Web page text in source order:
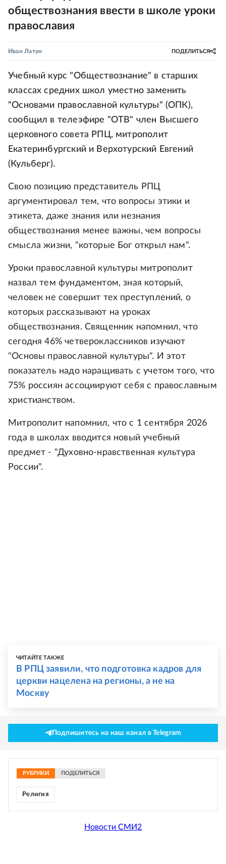
обществознания ввести в школе уроки
православия
Иван Латун ПОДЕЛИТЬСЯ
Учебный курс "Обществознание" в старших
классах средних школ уместно заменить
"Основами православной культуры" (ОПК),
сообщил в телеэфире "ОТВ" член Высшего
церковного совета РПЦ, митрополит
Екатеринбургский и Верхотурский Евгений
(Кульберг).
Свою позицию представитель РПЦ
аргументировал тем, что вопросы этики и
этикета, даже знания или незнания
обществознания менее важны, чем вопросы
смысла жизни, "которые Бог открыл нам".
Уроки православной культуры митрополит
назвал тем фундаментом, зная который,
человек не совершит тех преступлений, о
которых рассказывают на уроках
обществознания. Священник напомнил, что
сегодня 46% четвероклассников изучают
"Основы православной культуры". И этот
показатель надо наращивать с учетом того, что
75% россиян ассоциируют себя с православным
христианством.
Митрополит напомнил, что с 1 сентября 2026
года в школах вводится новый учебный
предмет - "Духовно-нравственная культура
России".
ЧИТАЙТЕ ТАКЖЕ
В РПЦ заявили, что подготовка кадров для
церкви нацелена на регионы, а не на
Москву
Подпишитесь на наш канал в Telegram
РУБРИКИ ПОДЕЛИТЬСЯ
Религия
Новости СМИ2